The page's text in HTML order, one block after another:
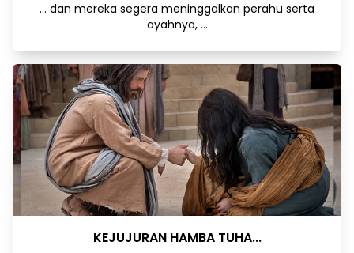
… dan mereka segera meninggalkan perahu serta
ayahnya, ...
KEJUJURAN HAMBA TUHA...